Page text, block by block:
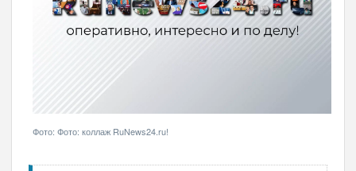
Фото: Фото: коллаж RuNews24.ru!